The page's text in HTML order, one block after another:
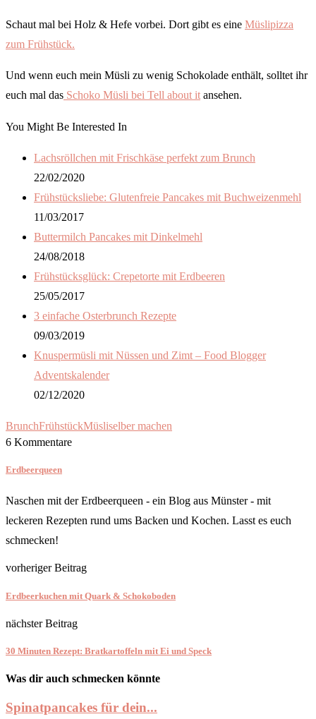
Schaut mal bei Holz & Hefe vorbei. Dort gibt es eine Müslipizza
zum Frühstück.
Und wenn euch mein Müsli zu wenig Schokolade enthält, solltet ihr
euch mal das Schoko Müsli bei Tell about it ansehen.
You Might Be Interested In
Lachsröllchen mit Frischkäse perfekt zum Brunch
22/02/2020
Frühstücksliebe: Glutenfreie Pancakes mit Buchweizenmehl
11/03/2017
Buttermilch Pancakes mit Dinkelmehl
24/08/2018
Frühstücksglück: Crepetorte mit Erdbeeren
25/05/2017
3 einfache Osterbrunch Rezepte
09/03/2019
Knuspermüsli mit Nüssen und Zimt – Food Blogger
Adventskalender
02/12/2020
BrunchFrühstückMüsliselber machen
6 Kommentare
Erdbeerqueen
Naschen mit der Erdbeerqueen - ein Blog aus Münster - mit
leckeren Rezepten rund ums Backen und Kochen. Lasst es euch
schmecken!
vorheriger Beitrag
Erdbeerkuchen mit Quark & Schokoboden
nächster Beitrag
30 Minuten Rezept: Bratkartoffeln mit Ei und Speck
Was dir auch schmecken könnte
Spinatpancakes für dein...